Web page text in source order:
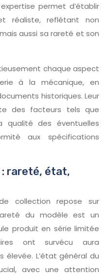
permet d’établir
réaliste, reflétant non
aussi sa rareté et son
chaque aspect
à la mécanique, en
historiques. Leur
des facteurs tels que
qualité des éventuelles
aux spécifications
: rareté, état,
de collection repose sur
du modèle est un
produit en série limitée
ont survécu aura
élevée. L’état général du
avec une attention